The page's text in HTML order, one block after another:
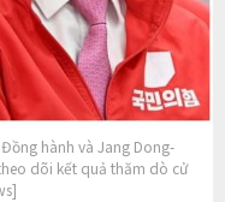
hành và Jang Dong-
dõi kết quả thăm dò cử